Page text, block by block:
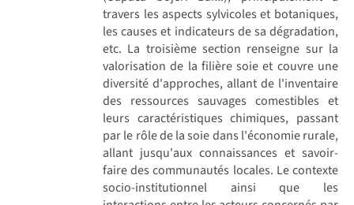
travers les aspects sylvicoles et botaniques,
les causes et indicateurs de sa dégradation,
etc. La troisième section renseigne sur la
valorisation de la filière soie et couvre une
diversité d'approches, allant de l'inventaire
des ressources sauvages comestibles et
leurs caractéristiques chimiques, passant
par le rôle de la soie dans l'économie rurale,
allant jusqu'aux connaissances et savoir-
faire des communautés locales. Le contexte
socio-institutionnel ainsi que les